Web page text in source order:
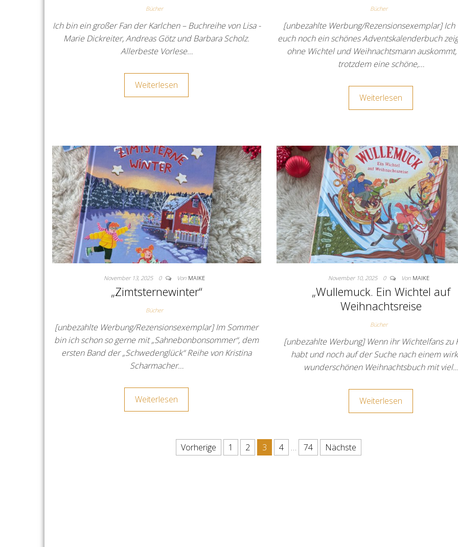
Bücher
Ich bin ein großer Fan der Karlchen – Buchreihe von Lisa -
Marie Dickreiter, Andreas Götz und Barbara Scholz.
Allerbeste Vorlese…
Weiterlesen
Bücher
[unbezahlte Werbung/Rezensionsexemplar] Ich
euch noch ein schönes Adventskalenderbuch
ohne Wichtel und Weihnachtsmann
trotzdem eine schöne,…
Weiterlesen
November 13, 2025 0 Von MAIKE
„Zimtsternewinter“
Bücher
[unbezahlte Werbung/Rezensionsexemplar] Im Sommer
bin ich schon so gerne mit „Sahnebonbonsommer“, dem
ersten Band der „Schwedenglück“ Reihe von Kristina
Scharmacher…
Weiterlesen
November 10, 2025 0 Von MAIKE
„Wullemuck. Ein Wichtel auf
Weihnachtsreise
Bücher
[unbezahlte Werbung] Wenn ihr Wichtelfans zu
habt und noch auf der Suche nach einem
wunderschönen Weihnachtsbuch mit viel…
Weiterlesen
Seitennummerierung der Beiträge
Vorherige 1 2 3 4 … 74 Nächste